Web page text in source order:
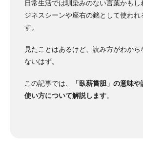
日常生活では馴染みのない言葉かも
ジネスシーンや座右の銘として使われ
す。
見たことはあるけど、読み方がわから
ないはず。
この記事では、
「臥薪嘗胆」の意味
使い方について解説します。